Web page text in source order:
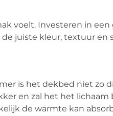
voelt. Investeren in
juiste kleur, textuur
is het dekbed niet zo
en zal het het
de warmte kan